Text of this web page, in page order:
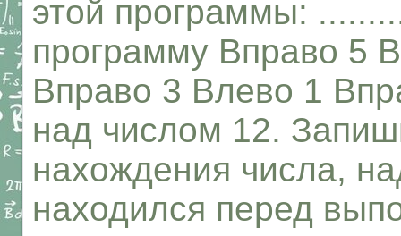
этой программы:
программу Вправо 5
Вправо 3 Влево 1
над числом 12.
нахождения числа,
находился перед